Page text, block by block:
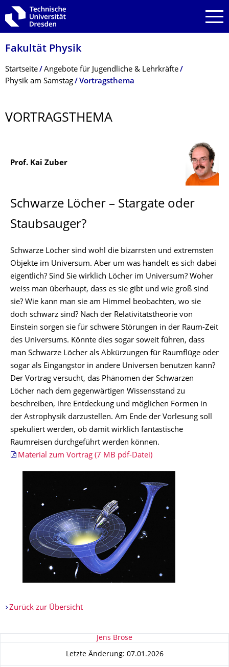
Zur Hauptnavigation springen
Zur Suche springen
Zum Inhalt springen
Fakultät Physik
Breadcrumb-Menü
Startseite
Angebote für Jugendliche & Lehrkräfte
Physik am Samstag
Vortragsthema
VORTRAGSTHEMA
Prof. Kai Zuber
Schwarze Löcher – Stargate oder
Staubsauger?
Schwarze Löcher sind wohl die bizarrsten und extremsten
Objekte im Universum. Aber um was handelt es sich dabei
eigentlich? Sind Sie wirklich Löcher im Universum? Woher
weiss man überhaupt, dass es sie gibt und wie groß sind
sie? Wie kann man sie am Himmel beobachten, wo sie
doch schwarz sind? Nach der Relativitätstheorie von
Einstein sorgen sie für schwere Störungen in der Raum-Zeit
des Universums. Könnte dies sogar soweit führen, dass
man Schwarze Löcher als Abkürzungen für Raumflüge oder
sogar als Eingangstor in andere Universen benutzen kann?
Der Vortrag versucht, das Phänomen der Schwarzen
Löcher nach dem gegenwärtigen Wissensstand zu
beschreiben, ihre Entdeckung und möglichen Formen in
der Astrophysik darzustellen. Am Ende der Vorlesung soll
spekuliert werden, ob damit wirklich fantastische
Raumreisen durchgeführt werden können.
Material zum Vortrag (7 MB pdf-Datei)
Zurück zur Übersicht
Zu dieser Seite Jens Brose
Letzte Änderung: 07.01.2026